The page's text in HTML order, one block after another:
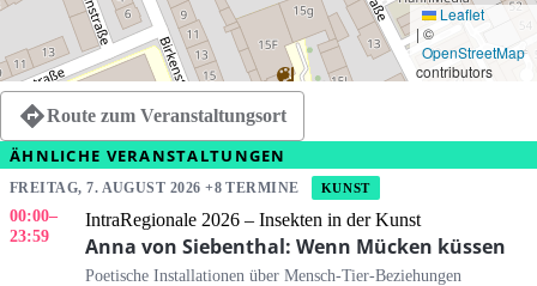
Leaflet
| ©
OpenStreetMap
contributors
Route zum Veranstaltungsort
ÄHNLICHE VERANSTALTUNGEN
FREITAG, 7. AUGUST 2026 +8 TERMINE KUNST
00:00–
23:59
IntraRegionale 2026 – Insekten in der Kunst
Anna von Siebenthal: Wenn Mücken küssen
Poetische Installationen über Mensch-Tier-Beziehungen